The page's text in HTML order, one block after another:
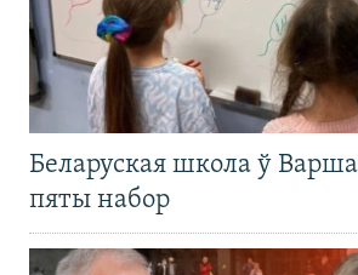
Беларуская школа ў
пяты набор